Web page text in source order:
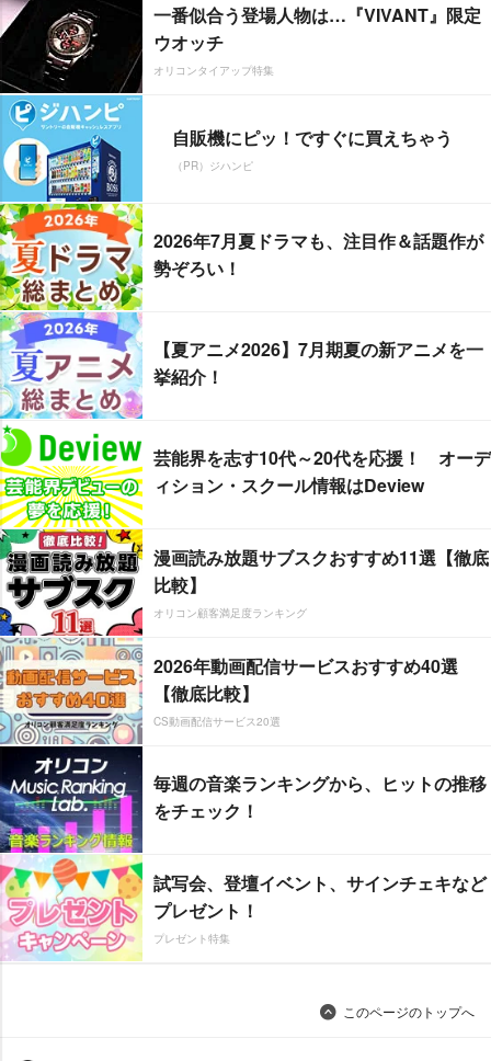
一番似合う登場人物は…『VIVANT』限定
ウオッチ
オリコンタイアップ特集
自販機にピッ！ですぐに買えちゃう
（PR）ジハンピ
2026年7月夏ドラマも、注目作＆話題作が
勢ぞろい！
【夏アニメ2026】7月期夏の新アニメを一
挙紹介！
芸能界を志す10代～20代を応援！ オーデ
ィション・スクール情報はDeview
漫画読み放題サブスクおすすめ11選【徹底
比較】
オリコン顧客満足度ランキング
2026年動画配信サービスおすすめ40選
【徹底比較】
CS動画配信サービス20選
毎週の音楽ランキングから、ヒットの推移
をチェック！
試写会、登壇イベント、サインチェキなど
プレゼント！
プレゼント特集
このページのトップへ